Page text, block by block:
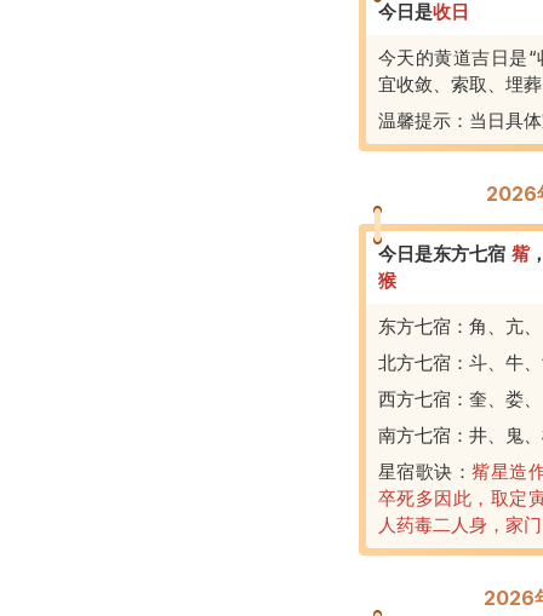
今日是收 日
今天的黄道吉日是
宜收敛、索取、埋
温馨提示：当日具
2026
今日是东方七宿 觜
猴
东方七宿：角、亢
北方七宿：斗、牛
西方七宿：奎、娄
南方七宿：井、鬼
星宿歌诀：觜星造
卒死多因此，取定
人药毒二人身，家
2026